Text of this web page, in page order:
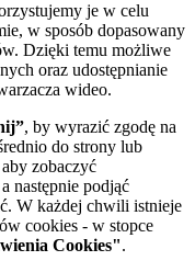
je w celu
w sposób dopasowany
Dzięki temu możliwe
oraz udostępnianie
wideo.
, by wyrazić zgodę na
do strony lub
aby zobaczyć
następnie podjąć
W każdej chwili istnieje
cookies - w stopce
Cookies".